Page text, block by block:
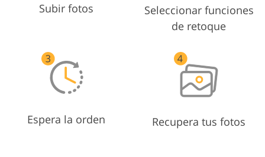
Subir fotos
Seleccionar funciones
de retoque
Espera la orden Recupera tus fotos